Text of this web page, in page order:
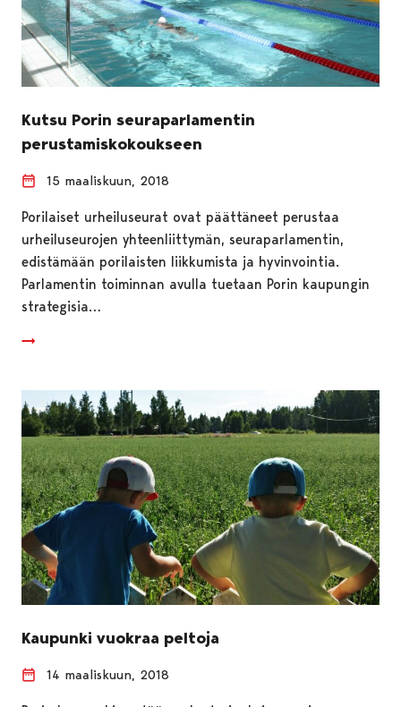
Kutsu Porin seuraparlamentin
perustamiskokoukseen
15 maaliskuun, 2018
Porilaiset urheiluseurat ovat päättäneet perustaa
urheiluseurojen yhteenliittymän, seuraparlamentin,
edistämään porilaisten liikkumista ja hyvinvointia.
Parlamentin toiminnan avulla tuetaan Porin kaupungin
strategisia…
Kaupunki vuokraa peltoja
14 maaliskuun, 2018